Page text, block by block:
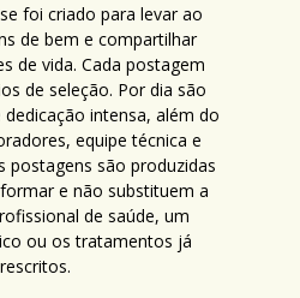
foi criado para levar ao
de bem e compartilhar
de vida. Cada postagem
de seleção. Por dia são
intensa, além do
equipe técnica e
postagens são produzidas
e não substituem a
de saúde, um
ou os tratamentos já